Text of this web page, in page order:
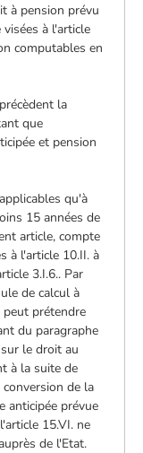
à pension prévu
à l'article
computables en
la
que
et pension
qu'à
15 années de
article, compte
à l'article 10.II. à
3.I.6.. Par
de calcul à
prétendre
du paragraphe
le droit au
à la suite de
de la
anticipée prévue
15.VI. ne
de l'Etat.